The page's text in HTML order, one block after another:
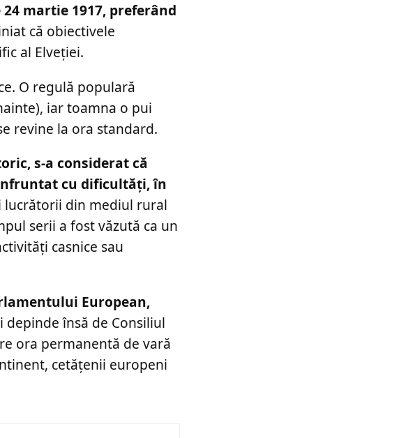
martie 1917, preferând
că obiectivele
al Elveției.
O regulă populară
iar toamna o pui
revine la ora standard.
s-a considerat că
cu dificultăți, în
lucrătorii din mediul rural
serii a fost văzută ca un
casnice sau
European,
depinde însă de Consiliul
ora permanentă de vară
cetățenii europeni